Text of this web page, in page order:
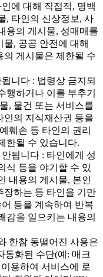
에 대해 직접적, 명백
, 타인의 신상정보, 사
용의 게시물, 성매매를
, 공공 안전에 대해
의 게시물은 제한될 수
니다 : 법령상 금지되
행하거나 이를 부추기
, 물건 또는 서비스를
인의 지식재산권 등을
훼손 등 타인의 권리
한될 수 있습니다.
됩니다 : 타인에게 성
식 등을 야기할 수 있
내용의 게시물, 본인
장하는 등 타인을 기만
등을 계속하여 반복
감을 일으키는 내용의
한참 동떨어진 사용은
동화된 수단(예: 매크
용하여 서비스에 로